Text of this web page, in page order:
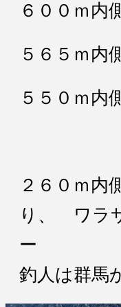
６００ｍ
５６５ｍ
５５０ｍ
２６０ｍ
り、 ワラ
ー メ
釣人は群